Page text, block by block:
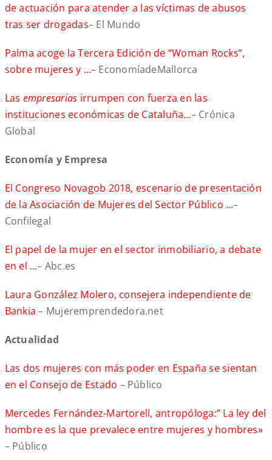
de actuación para atender a las víctimas de abusos
tras ser drogadas– El Mundo
Palma acoge la Tercera Edición de “Woman Rocks”,
sobre mujeres y …– EconomíadeMallorca
Las empresarias irrumpen con fuerza en las
instituciones económicas de Cataluña…– Crónica
Global
Economía y Empresa
El Congreso Novagob 2018, escenario de presentación
de la Asociación de Mujeres del Sector Público …–
Confilegal
El papel de la mujer en el sector inmobiliario, a debate
en el …– Abc.es
Laura González Molero, consejera independiente de
Bankia – Mujeremprendedora.net
Actualidad
Las dos mujeres con más poder en España se sientan
en el Consejo de Estado – Público
Mercedes Fernández-Martorell, antropóloga:” La ley del
hombre es la que prevalece entre mujeres y hombres»
– Público